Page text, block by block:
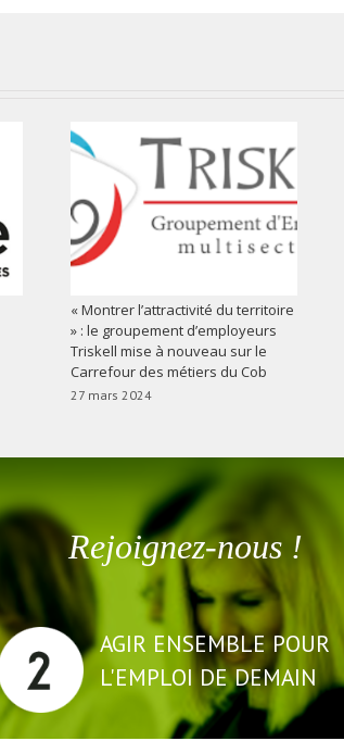
« Montrer l’attractivité du territoire
» : le groupement d’employeurs
Triskell mise à nouveau sur le
Carrefour des métiers du Cob
27 mars 2024
Rejoignez-nous !
AGIR ENSEMBLE POUR
L'EMPLOI DE DEMAIN